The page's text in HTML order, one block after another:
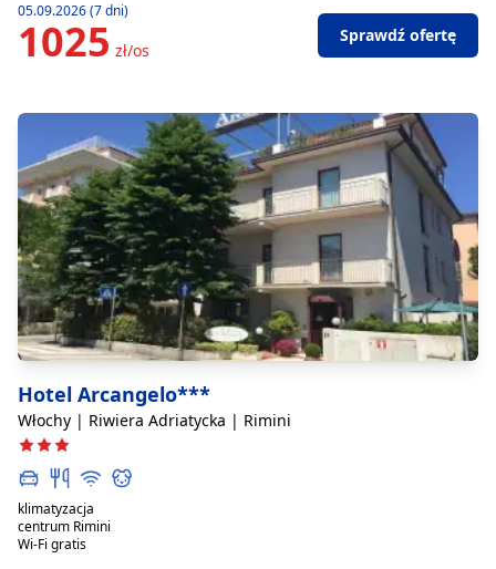
05.09.2026 (7 dni)
1025 zł/os
Sprawdź ofertę
Hotel Arcangelo***
Włochy | Riwiera Adriatycka | Rimini
klimatyzacja
centrum Rimini
Wi-Fi gratis